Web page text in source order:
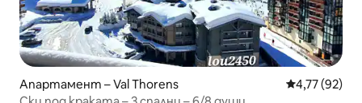
Апартамент – Val Thorens Средна
4,77 (92)